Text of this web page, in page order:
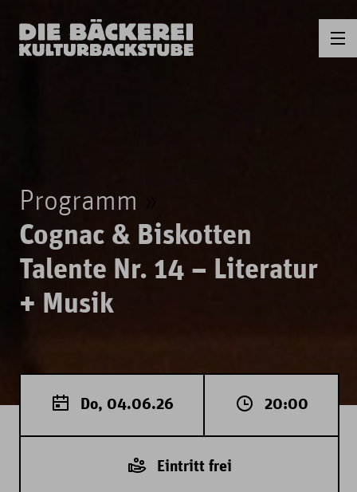
Programm
Cognac & Biskotten
Talente Nr. 14 – Literatur
+ Musik
Do, 04.06.26 20:00
Eintritt frei